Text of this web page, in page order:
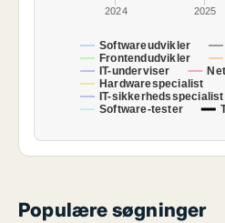
Softwareudvikler
Frontendudvikler
IT-underviser
Hardwarespecialist
IT-sikkerhedsspecialist
Software-tester
2024 2025
Populære søgninger